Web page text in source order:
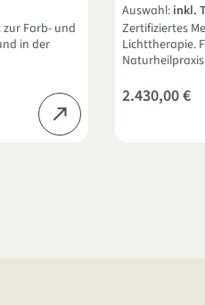
Farb- und
in der
Auswahl: inkl.
Zertifiziertes
Lichttherapie.
2.430,00 €